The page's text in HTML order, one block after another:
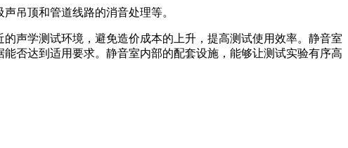
吊顶和管道线路的消音处理等。
声学测试环境，避免造价成本的上升，提高测试使用效率。静音室
否达到适用要求。静音室内部的配套设施，能够让测试实验有序高